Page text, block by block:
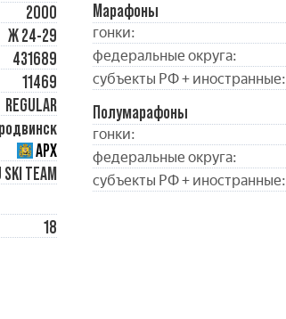
2000
Ж 24-29
431689
11469
REGULAR
АРХ
SKI TEAM
18
Марафоны
гонки:
федеральные округа:
субъекты РФ + иностранные:
Полумарафоны
гонки:
федеральные округа:
субъекты РФ + иностранные: